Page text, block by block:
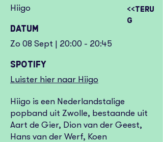
Hiigo
Datum
Zo 08 Sept | 20:00 - 20:45
Spotify
Luister hier naar Hiigo
Hiigo is een Nederlandstalige
popband uit Zwolle, bestaande uit
Aart de Gier, Dion van der Geest,
Hans van der Werf, Koen
<<Teru
g